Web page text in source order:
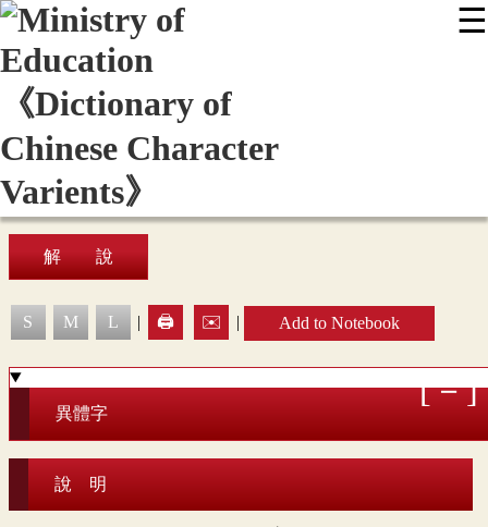
☰
Display Mode
Sitemap
解 說
S M L | 🖨️ ✉️ | Add to Notebook
異體字
說 明